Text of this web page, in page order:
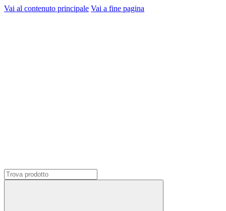
Vai al contenuto principale Vai a fine pagina